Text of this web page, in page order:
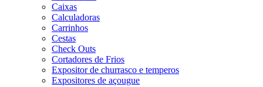
Caixas
Calculadoras
Carrinhos
Cestas
Check Outs
Cortadores de Frios
Expositor de churrasco e temperos
Expositores de açougue